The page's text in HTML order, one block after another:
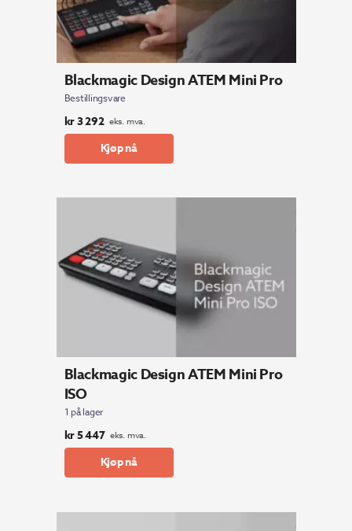
Blackmagic Design ATEM Mini Pro
Bestillingsvare
kr3 292 eks. mva.
Kjøp nå
Blackmagic Design ATEM Mini Pro
ISO
1 på lager
kr5 447 eks. mva.
Kjøp nå